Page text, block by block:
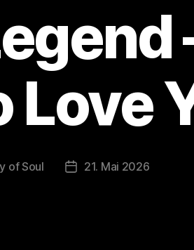
Love
of Soul Veröffentlichungsdatum
21. Mai 2026